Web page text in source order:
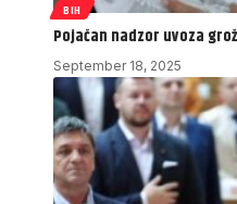
BIH
Pojačan nadzor uvoza
September 18, 2025